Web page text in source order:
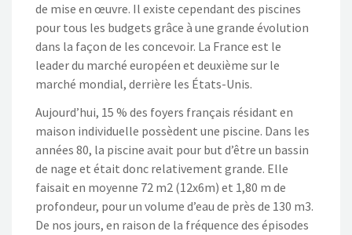
de mise en œuvre. Il existe cependant des piscines
pour tous les budgets grâce à une grande évolution
dans la façon de les concevoir. La France est le
leader du marché européen et deuxième sur le
marché mondial, derrière les États-Unis.
Aujourd’hui, 15 % des foyers français résidant en
maison individuelle possèdent une piscine. Dans les
années 80, la piscine avait pour but d’être un bassin
de nage et était donc relativement grande. Elle
faisait en moyenne 72 m2 (12x6m) et 1,80 m de
profondeur, pour un volume d’eau de près de 130 m3.
De nos jours, en raison de la fréquence des épisodes